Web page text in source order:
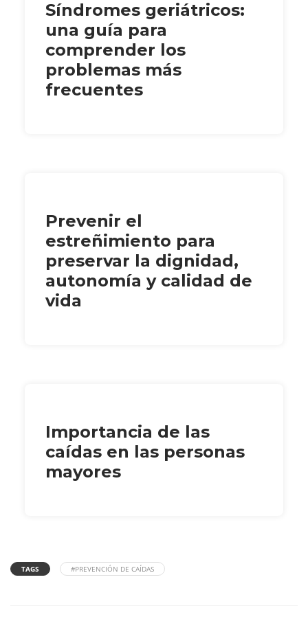
Síndromes geriátricos:
una guía para
comprender los
problemas más
frecuentes
Prevenir el
estreñimiento para
preservar la dignidad,
autonomía y calidad de
vida
Importancia de las
caídas en las personas
mayores
TAGS #PREVENCIÓN DE CAÍDAS